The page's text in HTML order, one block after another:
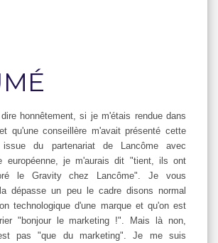
honnêtement, si je m'étais rendue dans
qu'une conseillère m'avait présenté cette
du partenariat de Lancôme avec
européenne, je m'aurais dit "tient, ils ont
le Gravity chez Lancôme". Je vous
dépasse un peu le cadre disons normal
technologique d'une marque et qu'on est
"bonjour le marketing !". Mais là non,
pas "que du marketing". Je me suis